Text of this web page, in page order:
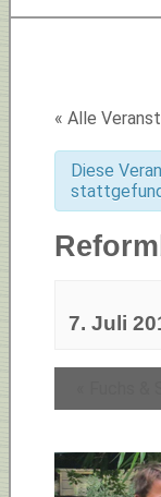
« Alle
Diese
7. Juli